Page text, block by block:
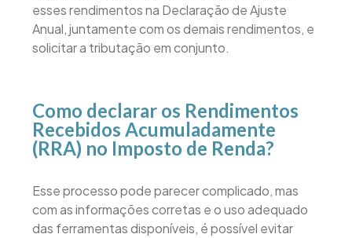
esses rendimentos na Declaração de Ajuste
Anual, juntamente com os demais rendimentos, e
solicitar a tributação em conjunto.
Como declarar os Rendimentos
Recebidos Acumuladamente
(RRA) no Imposto de Renda?
Esse processo pode parecer complicado, mas
com as informações corretas e o uso adequado
das ferramentas disponíveis, é possível evitar